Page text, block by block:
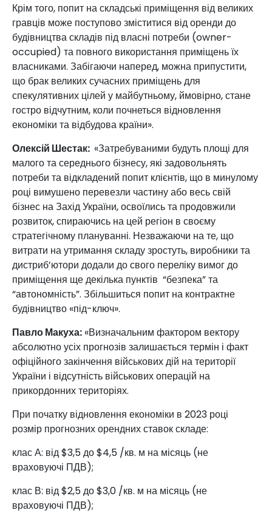
Крім того, попит на складські приміщення від великих
гравців може поступово зміститися від оренди до
будівництва складів під власні потреби (owner-
occupied) та повного використання приміщень їх
власниками. Забігаючи наперед, можна припустити,
що брак великих сучасних приміщень для
спекулятивних цілей у майбутньому, ймовірно, стане
гостро відчутним, коли почнеться відновлення
економіки та відбудова країни».
Олексій Шестак: «Затребуваними будуть площі для
малого та середнього бізнесу, які задовольнять
потреби та відкладений попит клієнтів, що в минулому
році вимушено перевезли частину або весь свій
бізнес на Захід України, освоїлись та продовжили
розвиток, спираючись на цей регіон в своєму
стратегічному плануванні. Незважаючи на те, що
витрати на утримання складу зростуть, виробники та
дистриб’ютори додали до свого переліку вимог до
приміщення ще декілька пунктів “безпека” та
“автономність”. Збільшиться попит на контрактне
будівництво «під-ключ».
Павло Макуха: «Визначальним фактором вектору
абсолютно усіх прогнозів залишається термін і факт
офіційного закінчення військових дій на території
України і відсутність військових операцій на
прикордонних територіях.
При початку відновлення економіки в 2023 році
розмір прогнозних орендних ставок складе:
клас А: від $3,5 до $4,5 /кв. м на місяць (не
враховуючі ПДВ);
клас В: від $2,5 до $3,0 /кв. м на місяць (не
враховуючі ПДВ);